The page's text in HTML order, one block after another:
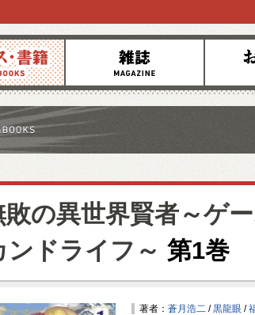
雑誌 お知らせ
敗の異世界賢者～ゲ
ンドライフ～ 第1巻
著者： 蒼月浩二 /黒龍眼 /